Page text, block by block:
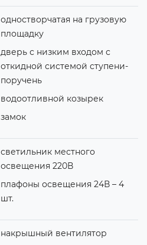
одностворчатая на грузовую
площадку
дверь с низким входом с
откидной системой ступени-
поручень
водоотливной козырек
замок
светильник местного
освещения 220В
плафоны освещения 24В – 4
шт.
накрышный вентилятор